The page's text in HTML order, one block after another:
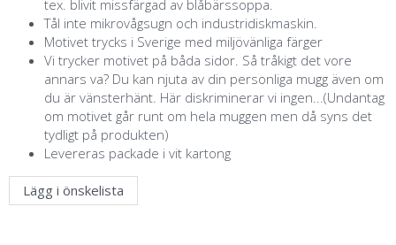
tex. blivit missfärgad av blåbärssoppa.
Tål inte mikrovågsugn och industridiskmaskin.
Motivet trycks i Sverige med miljövänliga färger
Vi trycker motivet på båda sidor. Så tråkigt det vore
annars va? Du kan njuta av din personliga mugg även om
du är vänsterhänt. Här diskriminerar vi ingen...(Undantag
om motivet går runt om hela muggen men då syns det
tydligt på produkten)
Levereras packade i vit kartong
Lägg i önskelista